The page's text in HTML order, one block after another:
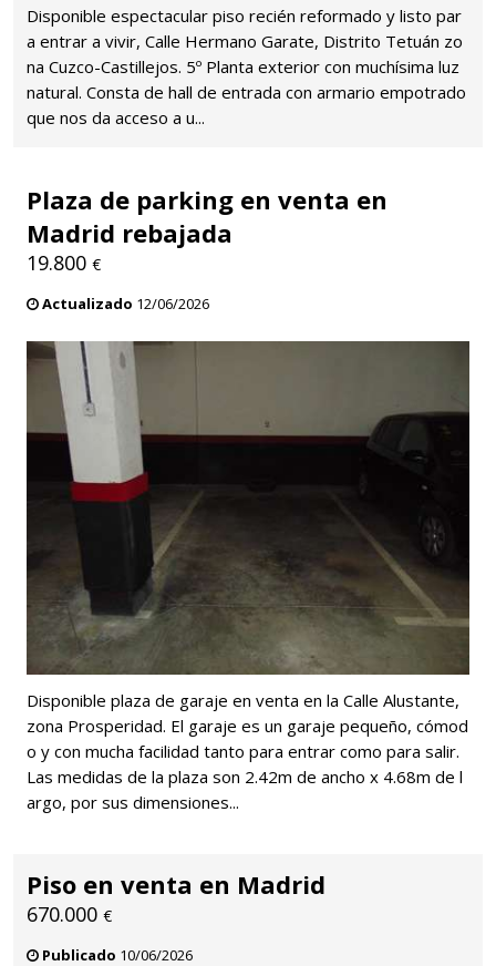
Disponible espectacular piso recién reformado y listo par
a entrar a vivir, Calle Hermano Garate, Distrito Tetuán zo
na Cuzco-Castillejos. 5º Planta exterior con muchísima luz
natural. Consta de hall de entrada con armario empotrado
que nos da acceso a u...
Plaza de parking en venta en
Madrid rebajada
19.800 €
Actualizado 12/06/2026
Disponible plaza de garaje en venta en la Calle Alustante,
zona Prosperidad. El garaje es un garaje pequeño, cómod
o y con mucha facilidad tanto para entrar como para salir.
Las medidas de la plaza son 2.42m de ancho x 4.68m de l
argo, por sus dimensiones...
Piso en venta en Madrid
670.000 €
Publicado 10/06/2026